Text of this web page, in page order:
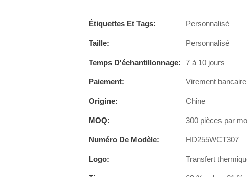
Étiquettes Et Tags: Personnalisé
Taille: Personnalisé
Temps D'échantillonnage: 7 à 10 jours
Paiement: Virement
Origine: Chine
MOQ: 300 pièces par
Numéro De Modèle: HD255WCT307
Logo: Transfert